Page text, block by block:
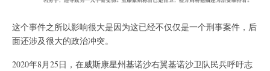
这个事件之所以影响很大是因为这已经不仅仅是一个刑事案件，后
面还涉及很大的政治冲突。
2020年8月25日，在威斯康星州基诺沙右翼基诺沙卫队民兵呼吁志